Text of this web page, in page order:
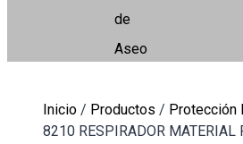
de
Aseo
Inicio / Productos / Protección
8210 RESPIRADOR MATERIAL